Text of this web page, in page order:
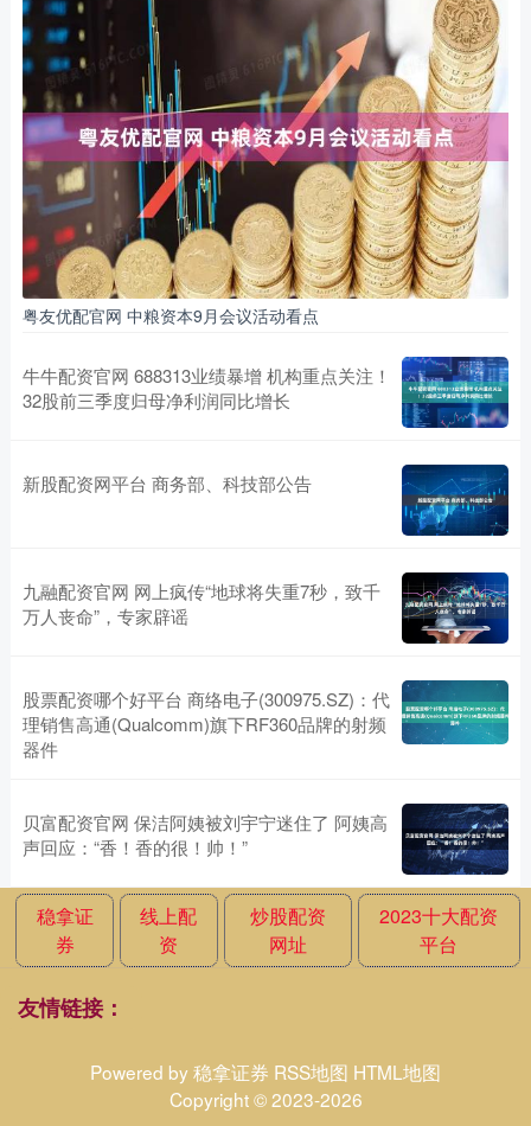
粤友优配官网 中粮资本9月会议活动看点
牛牛配资官网 688313业绩暴增 机构重点关注！
32股前三季度归母净利润同比增长
新股配资网平台 商务部、科技部公告
九融配资官网 网上疯传“地球将失重7秒，致千
万人丧命”，专家辟谣
股票配资哪个好平台 商络电子(300975.SZ)：代
理销售高通(Qualcomm)旗下RF360品牌的射频
器件
贝富配资官网 保洁阿姨被刘宇宁迷住了 阿姨高
声回应：“香！香的很！帅！”
稳拿证
券
线上配
资
炒股配资
网址
2023十大配资
平台
友情链接：
Powered by稳拿证券 RSS地图 HTML地图
Copyright© 2023-2026